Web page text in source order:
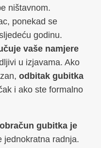
ništavnom.
ponekad se
godinu.
vaše namjere
u izjavama. Ako
odbitak gubitka
i ako ste formalno
obračun gubitka je
jednokratna radnja.